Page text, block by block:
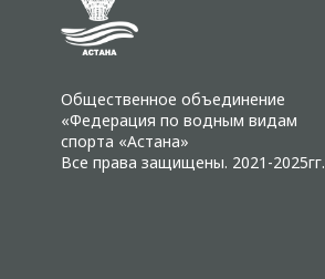
Общественное объединение
«Федерация по водным видам
спорта «Астана»
Все права защищены. 2021-2025гг.